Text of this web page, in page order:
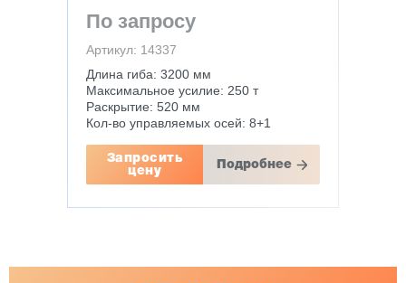
По запросу
Артикул: 14337
Длина гиба: 3200 мм
Максимальное усилие: 250 т
Раскрытие: 520 мм
Кол-во управляемых осей: 8+1
Запросить
цену
Подробнее